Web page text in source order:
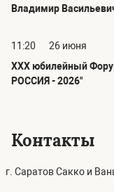
Владимир
11:20
26 июня
ХХХ юбилейный
РОССИЯ - 2026"
Контакты
г. Саратов Сакко и